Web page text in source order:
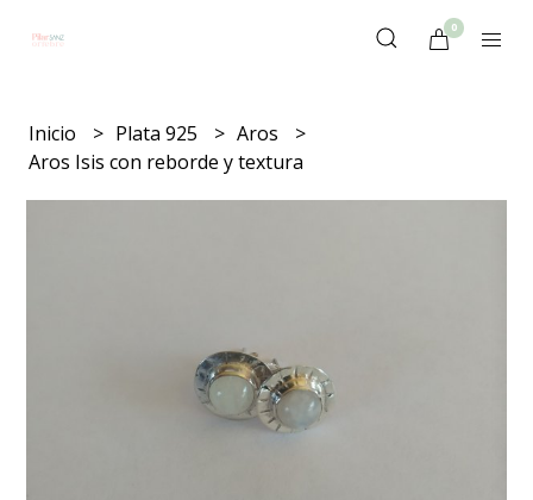
0
Inicio Plata 925
Aros
Aros Isis con reborde y textura